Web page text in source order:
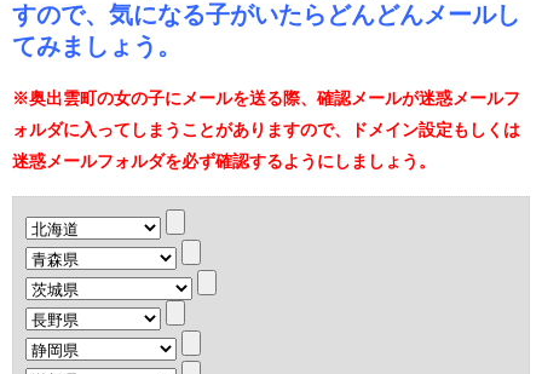
すので、気になる子がいたらどんどんメールし
てみましょう。
※奥出雲町の女の子にメールを送る際、確認メールが迷惑メールフ
ォルダに入ってしまうことがありますので、ドメイン設定もしくは
迷惑メールフォルダを必ず確認するようにしましょう。